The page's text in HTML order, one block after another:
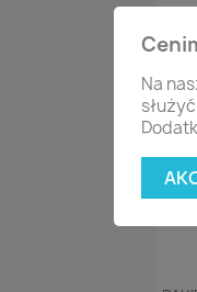
Na